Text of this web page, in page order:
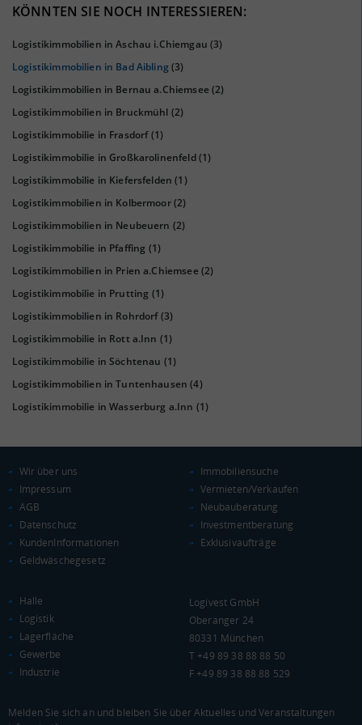
Euro pro Kopf
Kaufkraftindex
KAUFKRAFT - EURO PRO KOPF
0 € 40.000 €
25.784 €
24.186 €
22.651 €
BRUTTOINLANDSPRODUKT
(LANDKREIS / KREISFREIE STADT)
Gesamt BIP je Erwerbstätigen BIP je Einwohner
BRUTTOWERTSCHÖPFUNG
(LANDKREIS / KREISFREIE STADT)
Gesamt Produzierendes Gewerbe Handel und
KÖNNTEN SIE NOCH INTERESSIEREN:
Logistikimmobilien in Aschau i.Chiemgau (3)
Logistikimmobilien in Bad Aibling(3)
Logistikimmobilien in Bernau a.Chiemsee(2)
Logistikimmobilien in Bruckmühl (2)
Logistikimmobilie in Frasdorf(1)
Logistikimmobilie in Großkarolinenfeld(1)
Logistikimmobilie in Kiefersfelden (1)
Logistikimmobilien in Kolbermoor(2)
Logistikimmobilien in Neubeuern (2)
Logistikimmobilie in Pfaffing (1)
Logistikimmobilien in Prien a.Chiemsee(2)
Logistikimmobilie in Prutting (1)
Logistikimmobilien in Rohrdorf(3)
Logistikimmobilie in Rott a.Inn (1)
Logistikimmobilie in Söchtenau (1)
Logistikimmobilien in Tuntenhausen (4)
Logistikimmobilie in Wasserburg a.Inn (1)
Wir über uns
Impressum
AGB
Datenschutz
KundenInformationen
Geldwäschegesetz
Immobiliensuche
Vermieten/Verkaufen
Neubauberatung
Investmentberatung
Exklusivaufträge
Halle
Logistik
Lagerfläche
Gewerbe
Industrie
Logivest GmbH
Oberanger 24
80331 München
T +49 89 38 88 88 50
F +49 89 38 88 88 529
Melden Sie sich an und bleiben Sie über Aktuelles und Veranstaltungen